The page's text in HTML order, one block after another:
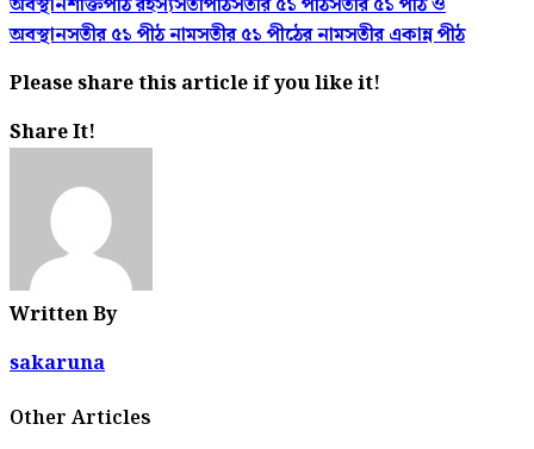
অবস্থানসতীর ৫১ পীঠ নামসতীর ৫১ পীঠের নামসতীর একান্ন পীঠ
Please share this article if you like it!
Share It!
Written By
sakaruna
Other Articles